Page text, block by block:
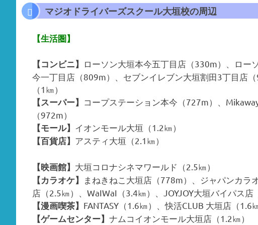
マジオドライバーズスクール大垣校の周辺
【生活圏】
【コンビニ】
ローソン大垣本今五丁目店（330m）、ロー
今一丁目店（809m）、セブンイレブン大垣割田3丁目店
（1㎞）
【スーパー】 コープステーション本今（727m）、
（972m）
【モール】 イオンモール大垣（1.2㎞）
【百貨店】 アスティ大垣（2.1㎞）
【映画館】 大垣コロナシネマワールド（2.5㎞）
【カラオケ】
まねきねこ大垣店（778m）、ジャパンカラ
店（2.5㎞）、WaIWaI（3.4㎞）、JOYJOY大垣バイパス店
【漫画喫茶】 FANTASY（1.6㎞）、快活CLUB 大垣店（1.6㎞
【ゲームセンター】 ナムコイオンモール大垣店（1.2㎞）